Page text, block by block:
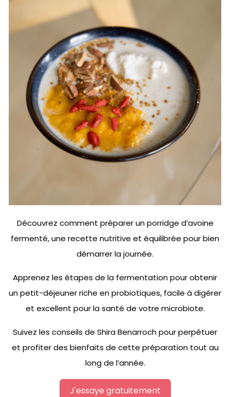
Découvrez comment préparer un porridge d’avoine
fermenté, une recette nutritive et équilibrée pour bien
démarrer la journée.
Apprenez les étapes de la fermentation pour obtenir
un petit-déjeuner riche en probiotiques, facile à digérer
et excellent pour la santé de votre microbiote.
Suivez les conseils de Shira Benarroch pour perpétuer
et profiter des bienfaits de cette préparation tout au
long de l’année.
J'essaye gratuitement